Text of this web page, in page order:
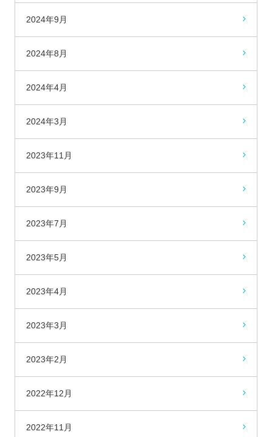
2024年9月
2024年8月
2024年4月
2024年3月
2023年11月
2023年9月
2023年7月
2023年5月
2023年4月
2023年3月
2023年2月
2022年12月
2022年11月